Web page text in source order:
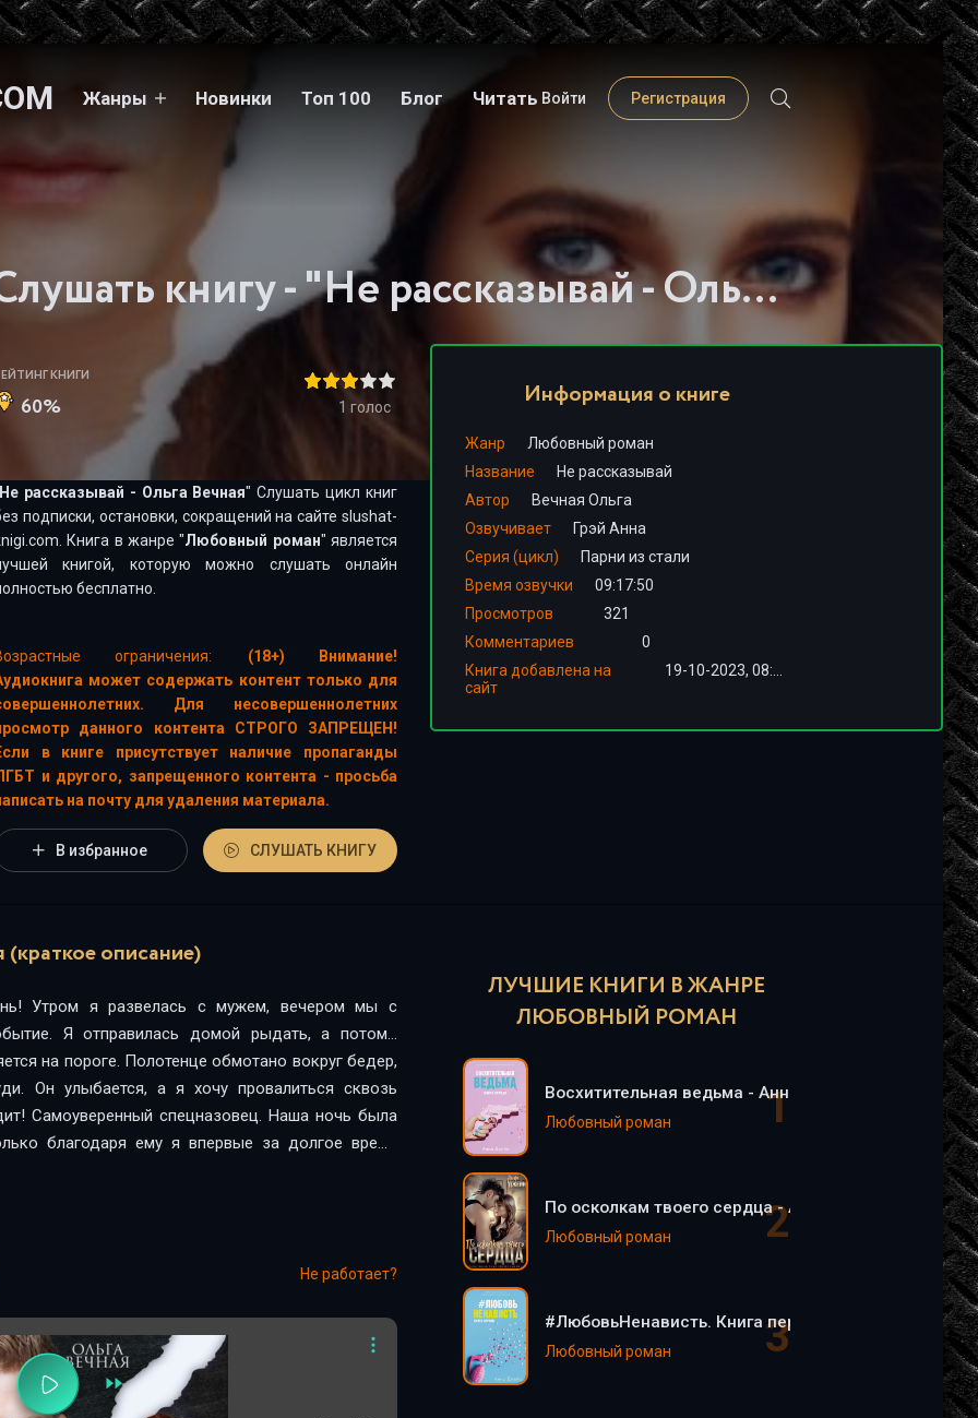
Жанры Новинки Топ 100 Блог Читать Войти Регистрация
Слушать книгу - "Не рассказывай - Ольга Вечная"
КНИГИ
60% 1 голос
Не рассказывай - Ольга Вечная" Слушать цикл книг
подписки, остановки, сокращений на сайте slushat-
Книга в жанре "Любовный роман" является
книгой, которую можно слушать онлайн
бесплатно.
ограничения:
(18+) Внимание!
может содержать контент только для
Для несовершеннолетних
данного контента СТРОГО ЗАПРЕЩЕН!
в книге присутствует наличие пропаганды
и другого, запрещенного контента - просьба
на почту для удаления материала.
В избранное СЛУШАТЬ КНИГУ
Информация о книге
Жанр
Любовный роман
Название
Не рассказывай
Автор
Вечная Ольга
Озвучивает
Грэй Анна
Серия (цикл)
Парни из стали
Время озвучки
09:17:50
Просмотров
321
Комментариев
0
Книга добавлена на
сайт
описание)
Утром я развелась с мужем, вечером мы с
Я отправилась домой рыдать, а потом…
на пороге. Полотенце обмотано вокруг бедер,
Он улыбается, а я хочу провалиться сквозь
Самоуверенный спецназовец. Наша ночь была
благодаря ему я впервые за долгое время
– спрашивает, скользя по мне глазами.
Не работает?
ЛУЧШИЕ КНИГИ В ЖАНРЕ
ЛЮБОВНЫЙ РОМАН
Восхитительная ведьма - Анна Джейн
Любовный роман
По осколкам твоего сердца - Анна Джейн
Любовный роман
#ЛюбовьНенависть. Книга первая - Анна Джейн
Любовный роман